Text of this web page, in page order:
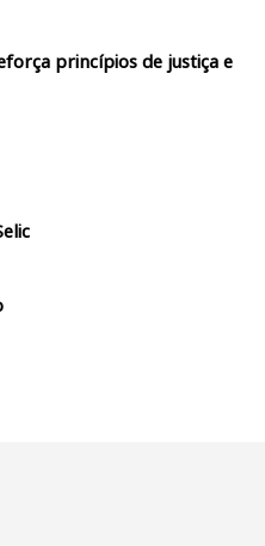
princípios de justiça e